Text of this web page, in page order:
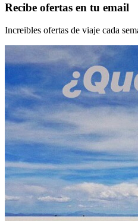
Recibe ofertas en tu email
Increibles ofertas de viaje cada